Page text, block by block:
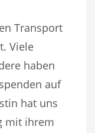
Transport
Viele
haben
auf
hat uns
mit ihrem